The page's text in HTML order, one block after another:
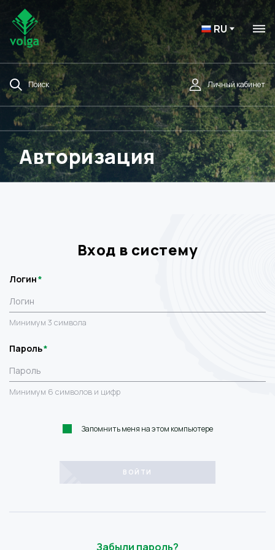
RU
Поиск Личный кабинет
Авторизация
Вход в систему
Логин
Минимум 3 символа
Пароль
Минимум 6 символов и цифр
Запомнить меня на этом компьютере
Забыли пароль?